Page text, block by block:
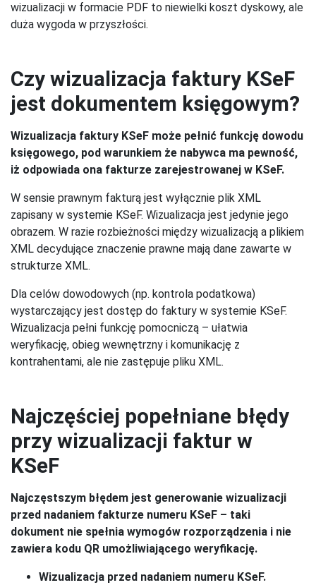
wizualizacji w formacie PDF to niewielki koszt dyskowy, ale
duża wygoda w przyszłości.
Czy wizualizacja faktury KSeF
jest dokumentem księgowym?
Wizualizacja faktury KSeF może pełnić funkcję dowodu
księgowego, pod warunkiem że nabywca ma pewność,
iż odpowiada ona fakturze zarejestrowanej w KSeF.
W sensie prawnym fakturą jest wyłącznie plik XML
zapisany w systemie KSeF. Wizualizacja jest jedynie jego
obrazem. W razie rozbieżności między wizualizacją a plikiem
XML decydujące znaczenie prawne mają dane zawarte w
strukturze XML.
Dla celów dowodowych (np. kontrola podatkowa)
wystarczający jest dostęp do faktury w systemie KSeF.
Wizualizacja pełni funkcję pomocniczą – ułatwia
weryfikację, obieg wewnętrzny i komunikację z
kontrahentami, ale nie zastępuje pliku XML.
Najczęściej popełniane błędy
przy wizualizacji faktur w
KSeF
Najczęstszym błędem jest generowanie wizualizacji
przed nadaniem fakturze numeru KSeF – taki
dokument nie spełnia wymogów rozporządzenia i nie
zawiera kodu QR umożliwiającego weryfikację.
Wizualizacja przed nadaniem numeru KSeF.